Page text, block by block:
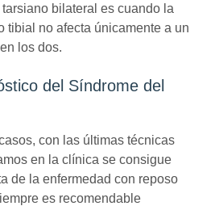
bilateral es cuando la
tibial no afecta únicamente a un
los dos.
del Síndrome del
con las últimas técnicas
en la clínica se consigue
de la enfermedad con reposo
es recomendable